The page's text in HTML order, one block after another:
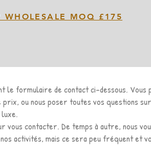
WHOLESALE MOQ £175
le formulaire de contact ci-dessous. Vous
prix, ou nous poser toutes vos questions
vous contacter. De temps à autre, nous
activités, mais ce sera peu fréquent et